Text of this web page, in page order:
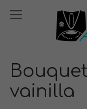
vainilla